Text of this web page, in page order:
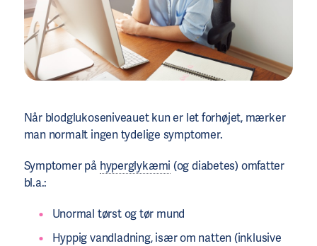
Når blodglukoseniveauet kun er let forhøjet, mærker
man normalt ingen tydelige symptomer.
Symptomer på hyperglykæmi (og diabetes) omfatter
bl.a.:
Unormal tørst og tør mund
Hyppig vandladning, især om natten (inklusive